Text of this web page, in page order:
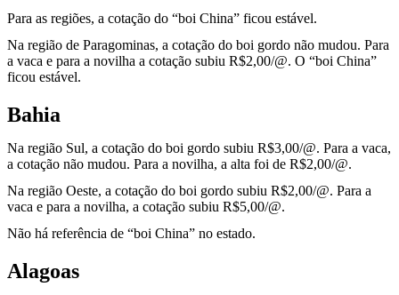
Para as regiões, a cotação do “boi China” ficou estável.
Na região de Paragominas, a cotação do boi gordo não mudou. Para
a vaca e para a novilha a cotação subiu R$2,00/@. O “boi China”
ficou estável.
Bahia
Na região Sul, a cotação do boi gordo subiu R$3,00/@. Para a vaca,
a cotação não mudou. Para a novilha, a alta foi de R$2,00/@.
Na região Oeste, a cotação do boi gordo subiu R$2,00/@. Para a
vaca e para a novilha, a cotação subiu R$5,00/@.
Não há referência de “boi China” no estado.
Alagoas